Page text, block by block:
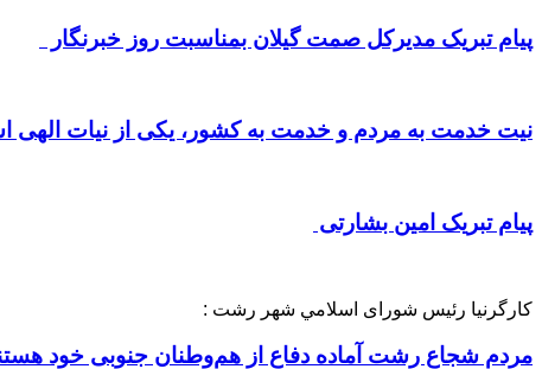
پیام تبریک مدیرکل صمت گیلان بمناسبت روز خبرنگار
نیت خدمت به مردم و خدمت به کشور، یکی از نیات الهی
پیام تبریک امین بشارتی
کارگرنیا رئیس شورای اسلامي شهر رشت :
مردم شجاع رشت آماده دفاع از هم‌وطنان جنوبی خود